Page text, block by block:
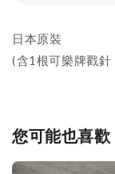
日本原裝
(含1根可樂牌戳針
您可能也喜歡